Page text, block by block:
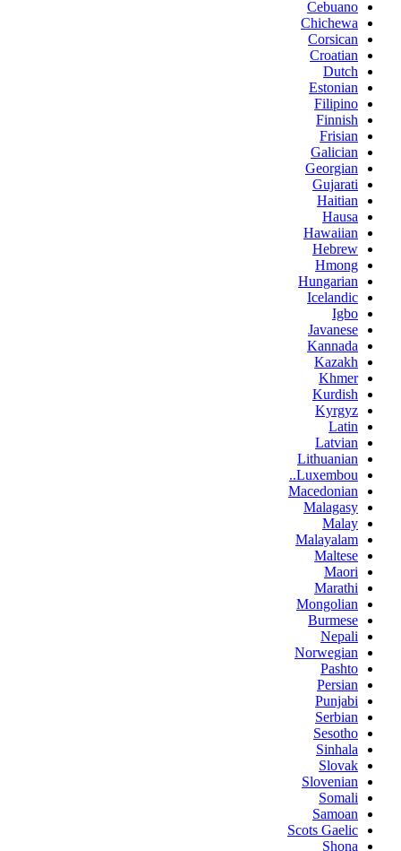
Cebuano
Chichewa
Corsican
Croatian
Dutch
Estonian
Filipino
Finnish
Frisian
Galician
Georgian
Gujarati
Haitian
Hausa
Hawaiian
Hebrew
Hmong
Hungarian
Icelandic
Igbo
Javanese
Kannada
Kazakh
Khmer
Kurdish
Kyrgyz
Latin
Latvian
Lithuanian
Luxembou..
Macedonian
Malagasy
Malay
Malayalam
Maltese
Maori
Marathi
Mongolian
Burmese
Nepali
Norwegian
Pashto
Persian
Punjabi
Serbian
Sesotho
Sinhala
Slovak
Slovenian
Somali
Samoan
Scots Gaelic
Shona